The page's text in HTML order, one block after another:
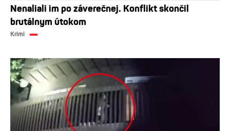
Nenaliali im po záverečnej. Konflikt skončil
brutálnym útokom
Krimi